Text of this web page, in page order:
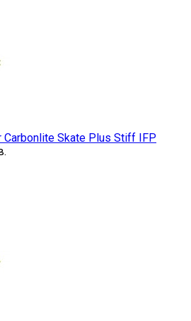
Skate Plus Stiff IFP